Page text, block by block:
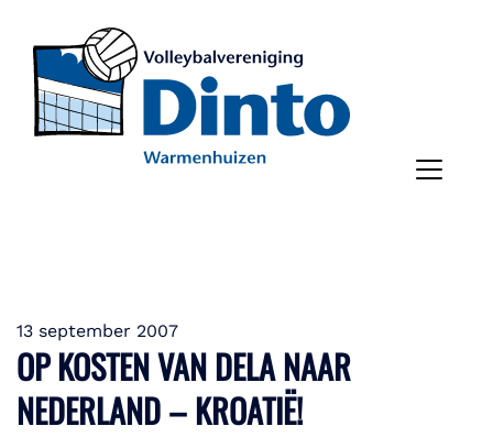
13 september 2007
OP KOSTEN VAN DELA NAAR
NEDERLAND – KROATIË!